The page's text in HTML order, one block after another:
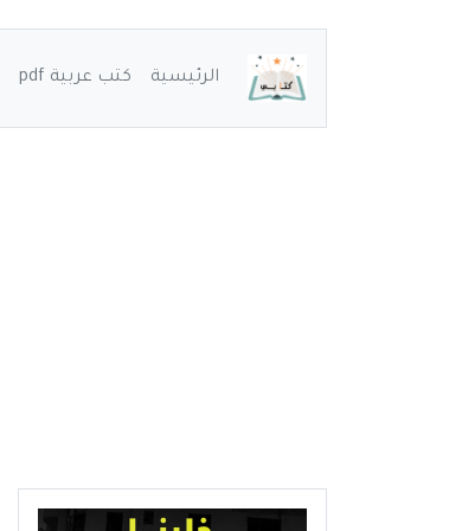
الرئيسية كتب عربية pdf